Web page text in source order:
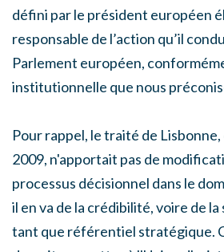
défini par le président européen
responsable de l’action qu’il
Parlement européen,
institutionnelle que nous
Pour rappel, le traité de
2009, n'apportait pas de
processus décisionnel dans le
il en va de la crédibilité, voire de la
tant que référentiel stratégique.